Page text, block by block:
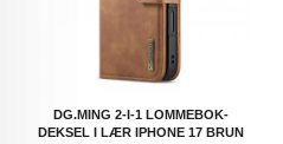
DG.MING 2-I-1 LOMMEBOK-
DEKSEL I LÆR IPHONE 17 BRUN